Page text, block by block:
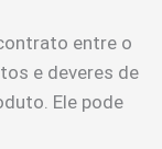
entre o
e deveres de
Ele pode